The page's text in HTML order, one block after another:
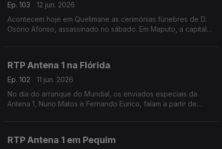
Ep. 103
12 jun. 2026
Acontecem hoje em Quelimane as cerimónias fúnebres de D.
Osório Afonso, assassinado no sábado. Em Maputo, a capital
RTP Antena 1 na Flórida
Ep. 102
11 jun. 2026
No dia do arranque do Mundial, os enviados especiais da
Antena 1, Nuno Matos e Fernando Eurico, falam a partir de
RTP Antena 1 em Pequim